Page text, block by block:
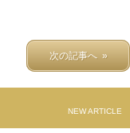
次の記事へ »
NEW ARTICLE